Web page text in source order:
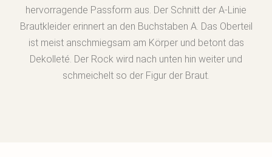
hervorragende Passform aus. Der Schnitt der A-Linie
Brautkleider erinnert an den Buchstaben A. Das Oberteil
ist meist anschmiegsam am Körper und betont das
Dekolleté. Der Rock wird nach unten hin weiter und
schmeichelt so der Figur der Braut.